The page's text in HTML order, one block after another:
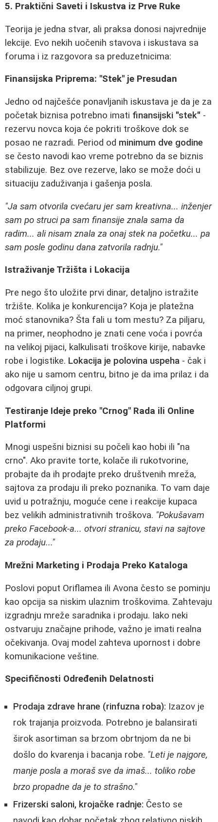
5. Praktični Saveti i Iskustva iz Prve Ruke
Teorija je jedna stvar, ali praksa donosi najvrednije
lekcije. Evo nekih uočenih stavova i iskustava sa
foruma i iz razgovora sa preduzetnicima:
Finansijska Priprema: "Stek" je Presudan
Jedno od najčešće ponavljanih iskustava je da je za
početak biznisa potrebno imati finansijski "stek" -
rezervu novca koja će pokriti troškove dok se
posao ne razradi. Period od minimum dve godine
se često navodi kao vreme potrebno da se biznis
stabilizuje. Bez ove rezerve, lako se može doći u
situaciju zaduživanja i gašenja posla.
"Ja sam otvorila cvećaru jer sam kreativna... inženjer
sam po struci pa sam finansije znala sama da
radim... ali nisam znala za onaj stek na početku... pa
sam posle godinu dana zatvorila radnju."
Istraživanje Tržišta i Lokacija
Pre nego što uložite prvi dinar, detaljno istražite
tržište. Kolika je konkurencija? Koja je platežna
moć stanovnika? Šta fali u tom mestu? Za piljaru,
na primer, neophodno je znati cene voća i povrća
na velikoj pijaci, kalkulisati troškove kirije, nabavke
robe i logistike. Lokacija je polovina uspeha - čak i
ako nije u samom centru, bitno je da ima prilaz i da
odgovara ciljnoj grupi.
Testiranje Ideje preko "Crnog" Rada ili Online
Platformi
Mnogi uspešni biznisi su počeli kao hobi ili "na
crno". Ako pravite torte, kolače ili rukotvorine,
probajte da ih prodajte preko društvenih mreža,
sajtova za prodaju ili preko poznanika. To vam daje
uvid u potražnju, moguće cene i reakcije kupaca
bez velikih administrativnih troškova. "Pokušavam
preko Facebook-a... otvori stranicu, stavi na sajtove
za prodaju..."
Mrežni Marketing i Prodaja Preko Kataloga
Poslovi poput Oriflamea ili Avona često se pominju
kao opcija sa niskim ulaznim troškovima. Zahtevaju
izgradnju mreže saradnika i prodaju. Iako neki
ostvaruju značajne prihode, važno je imati realna
očekivanja. Ovaj model zahteva upornost i dobre
komunikacione veštine.
Specifičnosti Određenih Delatnosti
Prodaja zdrave hrane (rinfuzna roba): Izazov je
rok trajanja proizvoda. Potrebno je balansirati
širok asortiman sa brzom obrtnjom da ne bi
došlo do kvarenja i bacanja robe. "Leti je najgore,
manje posla a moraš sve da imaš... toliko robe
brzo propadne da je to strašno."
Frizerski saloni, krojačke radnje: Često se